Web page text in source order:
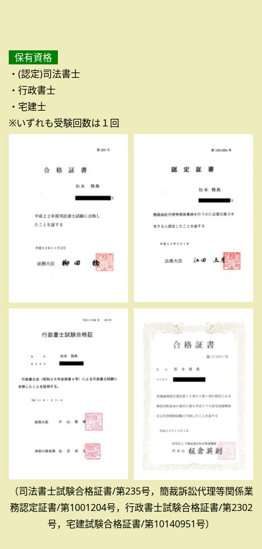
保有資格
・(認定)司法書士
・行政書士
・宅建士
※いずれも受験回数は１回
（司法書士試験合格証書/第235号，簡裁訴訟代理等関係業
務認定証書/第1001204号，行政書士試験合格証書/第2302
号，宅建試験合格証書/第10140951号）